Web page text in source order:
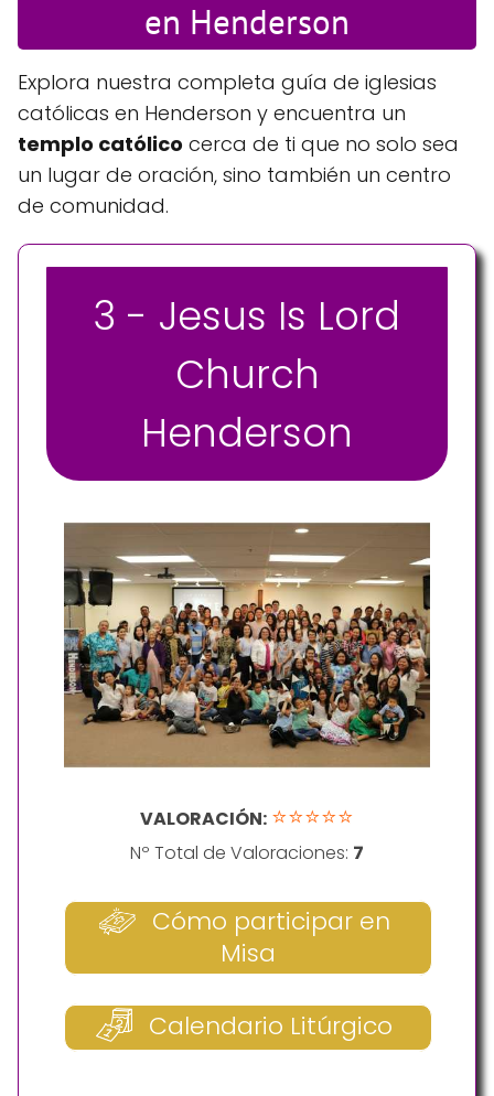
en Henderson
Explora nuestra completa guía de iglesias
católicas en Henderson y encuentra un
templo católico cerca de ti que no solo sea
un lugar de oración, sino también un centro
de comunidad.
3 - Jesus Is Lord
Church
Henderson
VALORACIÓN: ⭐⭐⭐⭐⭐
Nº Total de Valoraciones: 7
Cómo participar en
Misa
Calendario Litúrgico